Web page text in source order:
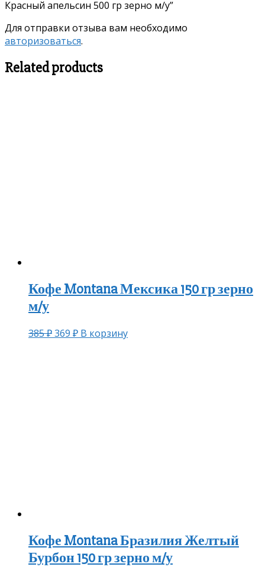
Красный апельсин 500 гр зерно м/у”
Для отправки отзыва вам необходимо
авторизоваться.
Related products
Кофе Montana Мексика 150 гр зерно
м/у
385₽369 ₽ В корзину
Кофе Montana Бразилия Желтый
Бурбон 150 гр зерно м/у